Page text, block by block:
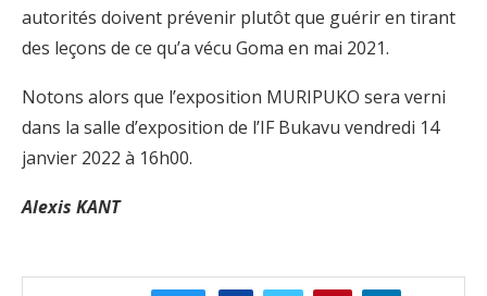
autorités doivent prévenir plutôt que guérir en tirant
des leçons de ce qu’a vécu Goma en mai 2021.
Notons alors que l’exposition MURIPUKO sera verni
dans la salle d’exposition de l’IF Bukavu vendredi 14
janvier 2022 à 16h00.
Alexis KANT